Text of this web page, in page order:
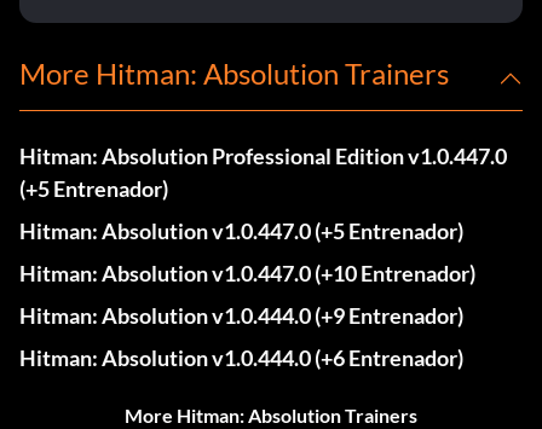
More Hitman: Absolution Trainers
Hitman: Absolution Professional Edition v1.0.447.0
(+5 Entrenador)
Hitman: Absolution v1.0.447.0 (+5 Entrenador)
Hitman: Absolution v1.0.447.0 (+10 Entrenador)
Hitman: Absolution v1.0.444.0 (+9 Entrenador)
Hitman: Absolution v1.0.444.0 (+6 Entrenador)
More Hitman: Absolution Trainers